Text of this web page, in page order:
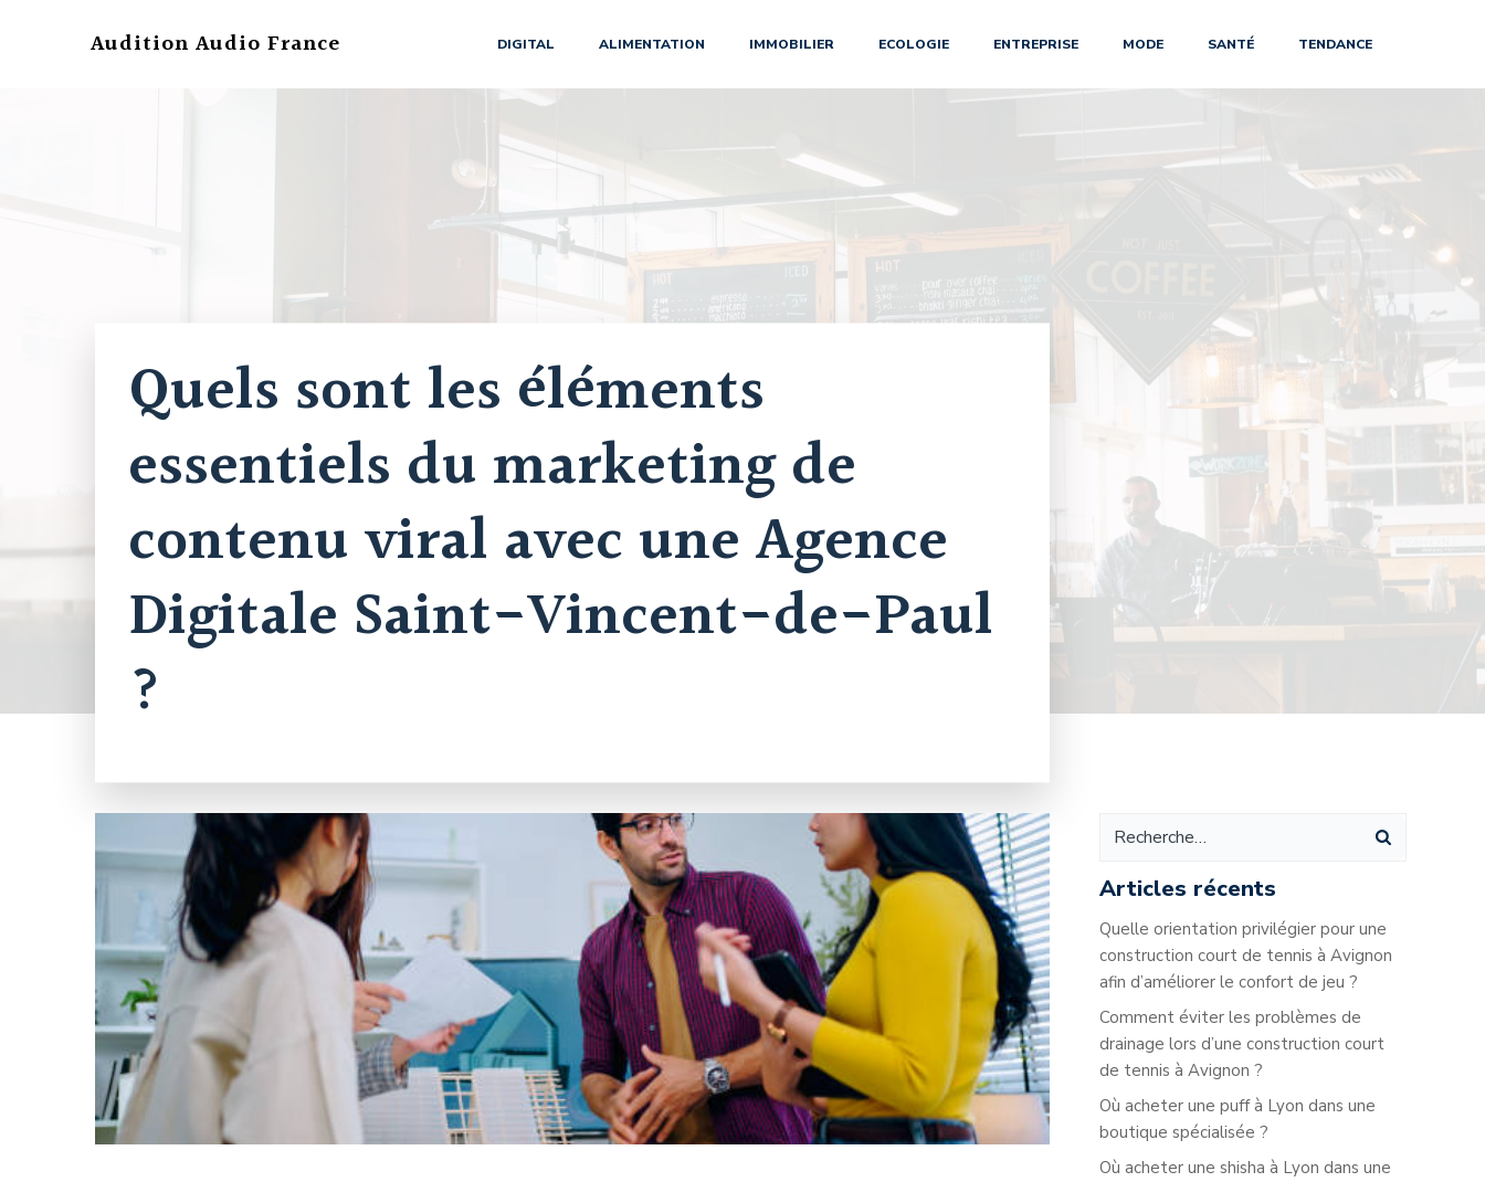
Audition Audio France DIGITAL ALIMENTATION IMMOBILIER ECOLOGIE ENTREPRISE MODE SANTÉ TENDANCE
Quels sont les éléments
essentiels du marketing de
contenu viral avec une Agence
Digitale Saint-Vincent-de-Paul
?
Articles récents
Quelle orientation privilégier pour une
construction court de tennis à Avignon
afin d’améliorer le confort de jeu ?
Comment éviter les problèmes de
drainage lors d’une construction court
de tennis à Avignon ?
Où acheter une puff à Lyon dans une
boutique spécialisée ?
Où acheter une shisha à Lyon dans une